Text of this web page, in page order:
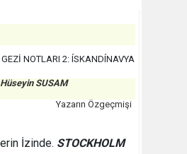
GEZİ NOTLARI 2: ÍSKANDÍNAVYA
Hüseyin SUSAM
Yazarın Özgeçmişi
İzinde. STOCKHOLM